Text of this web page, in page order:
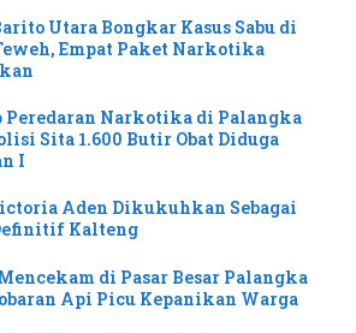
Utara Bongkar Kasus Sabu di
Empat Paket Narkotika
Peredaran Narkotika di Palangka
Sita 1.600 Butir Obat Diduga
I
Aden Dikukuhkan Sebagai
Kalteng
di Pasar Besar Palangka
Api Picu Kepanikan Warga